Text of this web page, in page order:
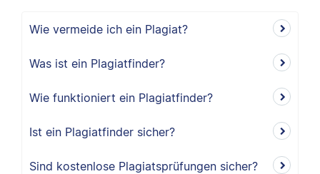
Wie vermeide ich ein Plagiat?
Was ist ein Plagiatfinder?
Wie funktioniert ein Plagiatfinder?
Ist ein Plagiatfinder sicher?
Sind kostenlose Plagiatsprüfungen sicher?